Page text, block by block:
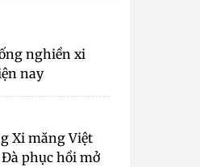
nghiền xi
nay
Xi măng Việt
phục hồi mở